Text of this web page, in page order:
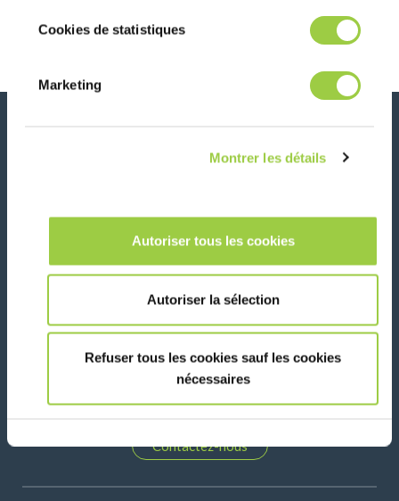
Cookies de statistiques
Marketing
Montrer les détails
Autoriser tous les cookies
Autoriser la sélection
Refuser tous les cookies sauf les cookies
nécessaires
de SusHI Tech
Restez connecté avec notre newsletter!
Suivez-nous sur:
Contactez-nous